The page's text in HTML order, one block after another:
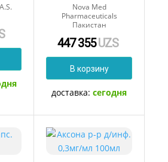
Nova Med
Pharmaceuticals
Пакистан
447 355UZS
В корзину
доставка:сегодня